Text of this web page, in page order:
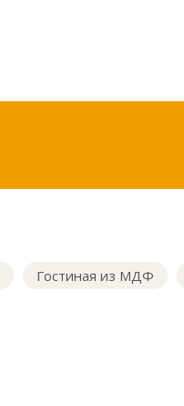
Гостиная из МДФ